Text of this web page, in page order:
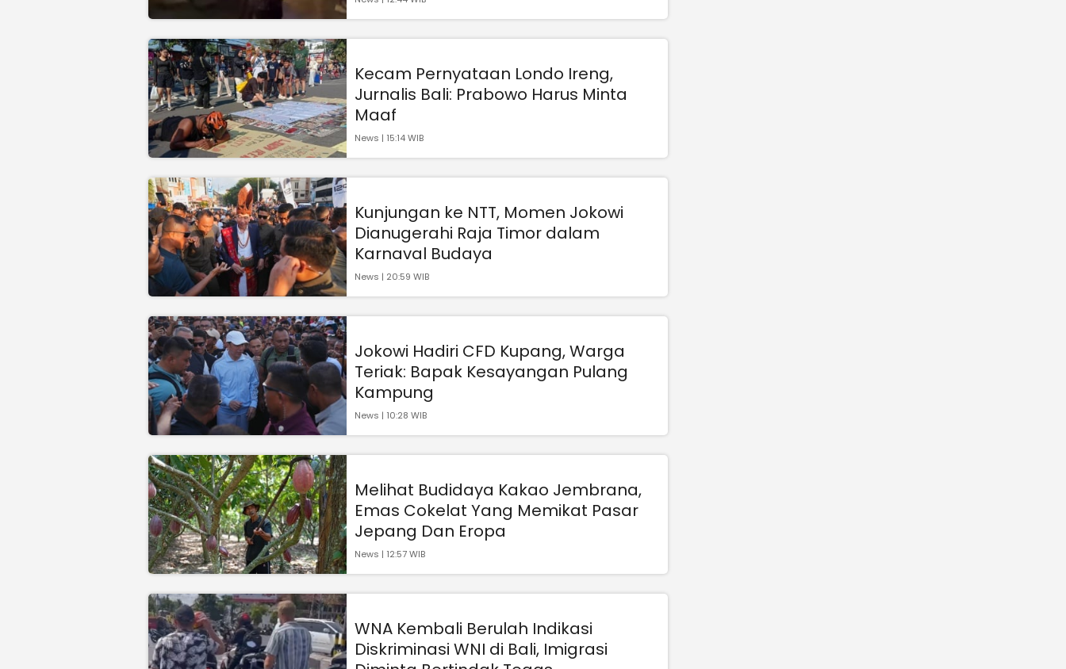
Kecam Pernyataan Londo Ireng,
Jurnalis Bali: Prabowo Harus Minta
Maaf
News | 15:14 WIB
Kunjungan ke NTT, Momen Jokowi
Dianugerahi Raja Timor dalam
Karnaval Budaya
News | 20:59 WIB
Jokowi Hadiri CFD Kupang, Warga
Teriak: Bapak Kesayangan Pulang
Kampung
News | 10:28 WIB
Melihat Budidaya Kakao Jembrana,
Emas Cokelat Yang Memikat Pasar
Jepang Dan Eropa
News | 12:57 WIB
WNA Kembali Berulah Indikasi
Diskriminasi WNI di Bali, Imigrasi